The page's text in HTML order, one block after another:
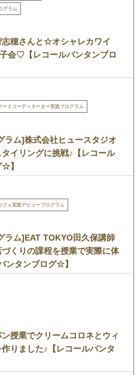
グラム
志穂さんと☆オシャレカワイ
会♡【レコールバンタンブロ
ードコーディネーター実践プログラム
ラム]株式会社ヒュースタジオ
イリングに挑戦♪【レコール
】
フェ実践デビュープログラム
ラム]EAT TOKYO田久保講師
くりの課程を授業で実際に体
ンタンブログ☆】
授業でクリームコロネとウィ
りました♪【レコールバンタ